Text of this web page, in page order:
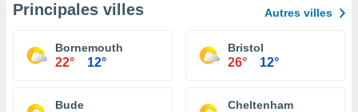
Principales villes Autres villes
Bornemouth
22° 12°
Bristol
26° 12°
Bude Cheltenham